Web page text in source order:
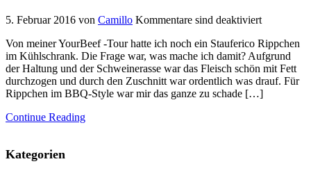
5. Februar 2016 von Camillo Kommentare sind deaktiviert
Von meiner YourBeef -Tour hatte ich noch ein Stauferico Rippchen
im Kühlschrank. Die Frage war, was mache ich damit? Aufgrund
der Haltung und der Schweinerasse war das Fleisch schön mit Fett
durchzogen und durch den Zuschnitt war ordentlich was drauf. Für
Rippchen im BBQ-Style war mir das ganze zu schade […]
Continue Reading
Kategorien